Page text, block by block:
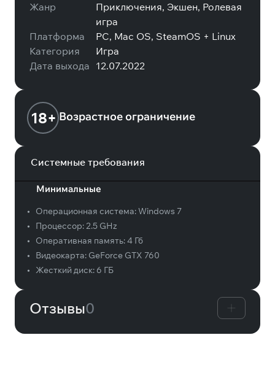
Жанр
Приключения, Экшен, Ролевая
игра
Платформа
PC, Mac OS, SteamOS + Linux
Категория
Игра
Дата выхода 12.07.2022
18+ Возрастное ограничение
Системные требования
Минимальные
• Операционная система:Windows 7
•
Процессор:2.5 GHz
•
Оперативная память:4 Гб
•
Видеокарта: GeForce GTX 760
•
Жесткий диск: 6 ГБ
Отзывы0